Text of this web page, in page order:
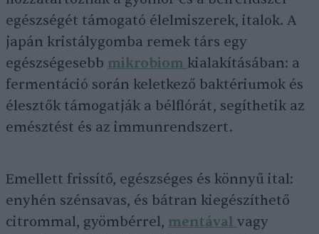
egészségét támogató élelmiszerek, italok. A
japán kristálygomba remek társ egy
egészségesebb mikrobiom kialakításában: a
fermentáció során keletkező baktériumok és
élesztők támogatják a bélflórát, segíthetik az
emésztést és az immunrendszert.
Emellett frissítő, egészséges és könnyű ital:
enyhén szénsavas, és bátran kiegészíthető
citrommal, gyömbérrel, mentával vagy